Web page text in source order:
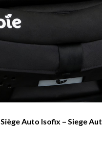
Siège Auto Isofix – Siege